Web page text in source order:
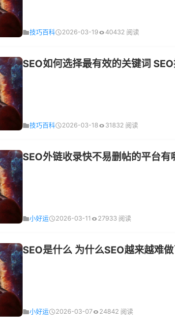
技巧百科 2026-03-19 40432 阅读
SEO如何选择最有效的关键词
技巧百科 2026-03-18 31832 阅读
SEO外链收录快不易删帖的平台
小好运 2026-03-11 27933 阅读
SEO是什么 为什么SEO越来越难做
小好运 2026-03-07 24842 阅读